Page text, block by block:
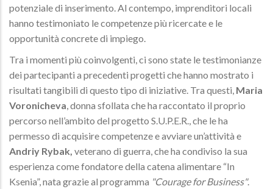
potenziale di inserimento. Al contempo, imprenditori locali
hanno testimoniato le competenze più ricercate e le
opportunità concrete di impiego.
Tra i momenti più coinvolgenti, ci sono state le testimonianze
dei partecipanti a precedenti progetti che hanno mostrato i
risultati tangibili di questo tipo di iniziative. Tra questi, Maria
Voronicheva , donna sfollata che ha raccontato il proprio
percorso nell’ambito del progetto S.U.P.E.R., che le ha
permesso di acquisire competenze e avviare un’attività e
Andriy Rybak, veterano di guerra, che ha condiviso la sua
esperienza come fondatore della catena alimentare “In
Ksenia”, nata grazie al programma "Courage for Business".